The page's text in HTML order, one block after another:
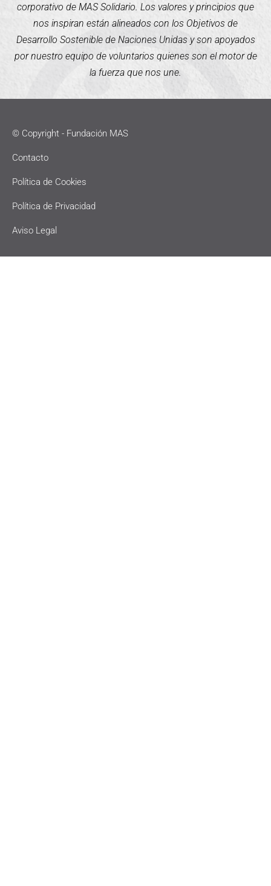
corporativo de MAS Solidario. Los valores y principios que
nos inspiran están alineados con los Objetivos de
Desarrollo Sostenible de Naciones Unidas y son apoyados
por nuestro equipo de voluntarios quienes son el motor de
la fuerza que nos une.
© Copyright - Fundación MAS
Contacto
Política de Cookies
Política de Privacidad
Aviso Legal